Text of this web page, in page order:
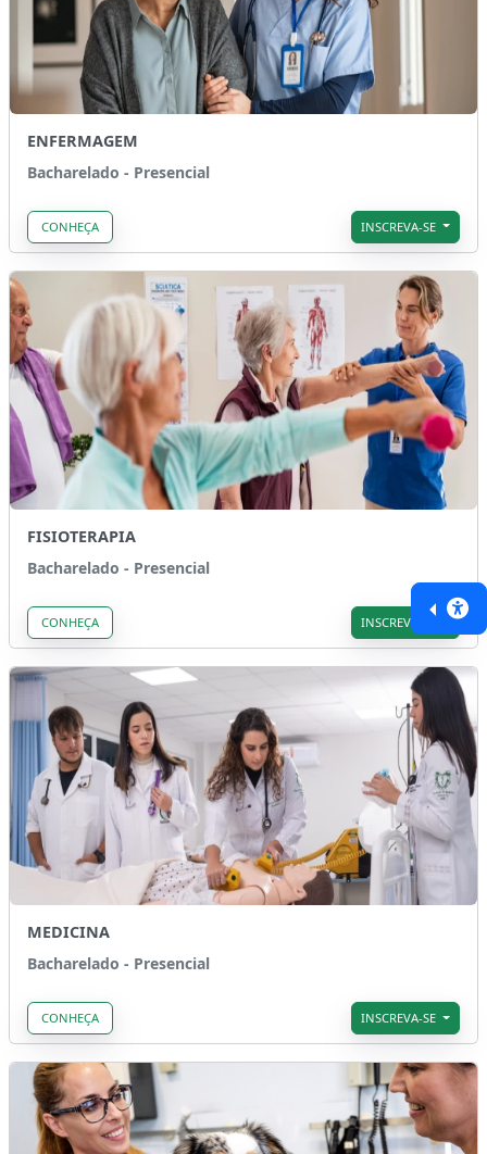
ENFERMAGEM
Bacharelado - Presencial
CONHEÇA INSCREVA-SE
FISIOTERAPIA
Bacharelado - Presencial
CONHEÇA INSCREVA-SE
MEDICINA
Bacharelado - Presencial
CONHEÇA INSCREVA-SE